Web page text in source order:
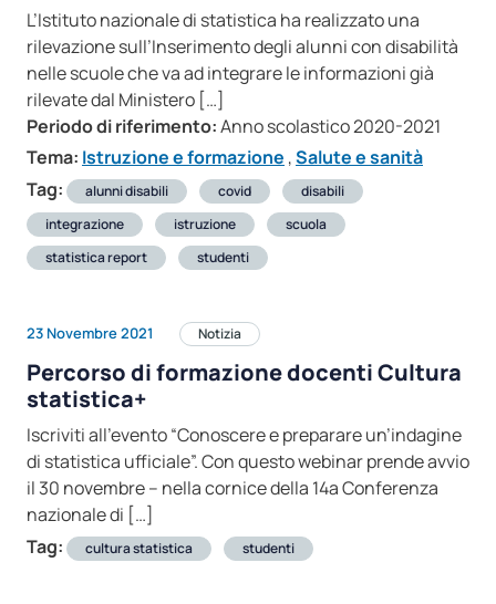
L’Istituto nazionale di statistica ha realizzato una
rilevazione sull’Inserimento degli alunni con disabilità
nelle scuole che va ad integrare le informazioni già
rilevate dal Ministero […]
Periodo di riferimento:Anno scolastico 2020-2021
Tema: Istruzione e formazione ,Salute e sanità
Tag:
alunni disabili covid
disabili
integrazione
istruzione
scuola
statistica report
studenti
23 Novembre 2021 Notizia
Percorso di formazione docenti Cultura
statistica+
Iscriviti all’evento “Conoscere e preparare un’indagine
di statistica ufficiale”. Con questo webinar prende avvio
il 30 novembre – nella cornice della 14a Conferenza
nazionale di […]
Tag:
cultura statistica studenti